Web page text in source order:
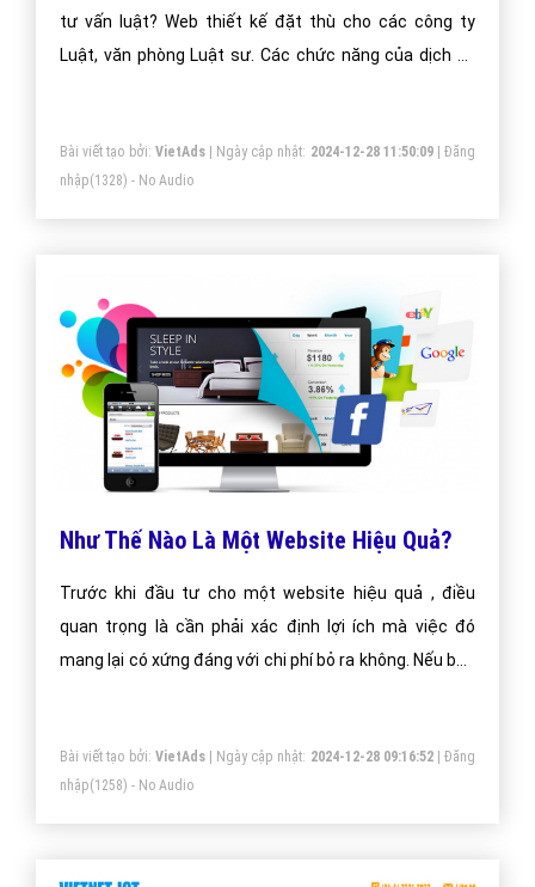
tư vấn luật? Web thiết kế đặt thù cho các công ty
Luật, văn phòng Luật sư. Các chức năng của dịch vụ
Bài viết tạo bởi: VietAds| Ngày cập nhật: 2024-12-28 11:50:09|Đăng
nhập(1328) - No Audio
Như Thế Nào Là Một Website Hiệu Quả?
Trước khi đầu tư cho một website hiệu quả , điều
quan trọng là cần phải xác định lợi ích mà việc đó
mang lại có xứng đáng với chi phí bỏ ra không. Nếu bạn
Bài viết tạo bởi: VietAds| Ngày cập nhật: 2024-12-28 09:16:52|Đăng
nhập(1258) - No Audio